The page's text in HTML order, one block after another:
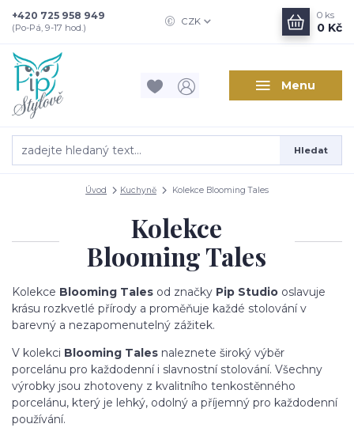
Menu
CZK
Hledat
+420 725 958 949
(Po-Pá, 9-17 hod.)
0 ks
0 Kč
Úvod Kuchyně Kolekce Blooming Tales
Kolekce
Blooming Tales
Kolekce Blooming Tales od značky Pip Studio oslavuje
krásu rozkvetlé přírody a proměňuje každé stolování v
barevný a nezapomenutelný zážitek.
V kolekci Blooming Tales naleznete široký výběr
porcelánu pro každodenní i slavnostní stolování. Všechny
výrobky jsou zhotoveny z kvalitního tenkostěnného
porcelánu, který je lehký, odolný a příjemný pro každodenní
používání.